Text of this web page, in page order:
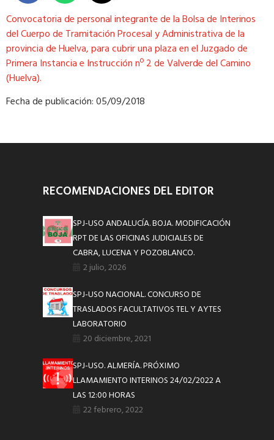
Convocatoria de personal integrante de la Bolsa de Interinos
del Cuerpo de Tramitación Procesal y Administrativa de la
provincia de Huelva, para cubrir una plaza en el Juzgado de
Primera Instancia e Instrucción nº 2 de Valverde del Camino
(Huelva).
Fecha de publicación: 05/09/2018
RECOMENDACIONES DEL EDITOR
SPJ-USO ANDALUCÍA. BOJA. MODIFICACIÓN
RPT DE LAS OFICINAS JUDICIALES DE
CABRA, LUCENA Y POZOBLANCO.
2 julio, 2026
SPJ-USO NACIONAL. CONCURSO DE
TRASLADOS FACULTATIVOS TEL Y AYTES
LABORATORIO
20 diciembre, 2021
SPJ-USO. ALMERÍA. PRÓXIMO
LLAMAMIENTO INTERINOS 24/02/2022 A
LAS 12:00 HORAS
22 febrero, 2022